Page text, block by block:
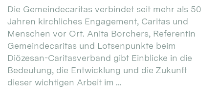
Die Gemeindecaritas verbindet seit mehr als 50
Jahren kirchliches Engagement, Caritas und
Menschen vor Ort. Anita Borchers, Referentin
Gemeindecaritas und Lotsenpunkte beim
Diözesan-Caritasverband gibt Einblicke in die
Bedeutung, die Entwicklung und die Zukunft
dieser wichtigen Arbeit im ...